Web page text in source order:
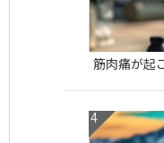
筋肉痛が起